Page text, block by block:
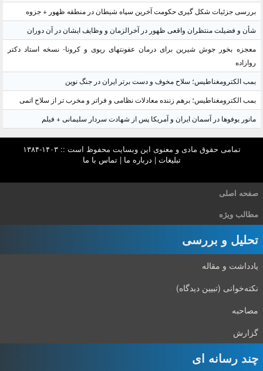
بررسی جزئیات شکل گیری حکومت آخرین سپاه شیطان در منطقه ظهور + جزوه
شأن و فضیلت منتظران واقعی ظهور در آخرالزمان و وظایف ایشان در آن دوران
معجزه بخور جوش شیرین برای درمان عفونتهای ریوی و کرونا- نسخه استاد دکتر
روازاده
بمب الکترومغناطیس؛ سلاح مخوف و دست برتر ایران در جنگ نوین
بمب الکترومغناطیس؛ برهم زننده معادلات نظامی و فراتر و مخرب تر از سلاح اتمی
مانور یوفوها در آسمان ایران و آمریکا پس از شهادت سردار سلیمانی + فیلم
تمامی حقوق مادی و معنوی این وبسایت محفوظ است :: ۱۴۰۳-۱۳۸۴
تبلیغات | درباره ما |تماس با ما
صفحه اصلی
مطالب ویژه
تحلیل و بررسی
یادداشت و مقاله
نکته‌خوانی (تبیین دیدگاه)
مصاحبه
گزارش
چند رسانه ای